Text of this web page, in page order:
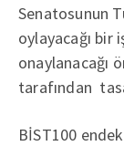
Senatosunun
oylayacağı bir
onaylanacağı
tarafından
BİST100